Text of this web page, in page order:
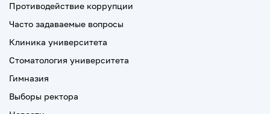
Противодействие коррупции
Часто задаваемые вопросы
Клиника университета
Стоматология университета
Гимназия
Выборы ректора